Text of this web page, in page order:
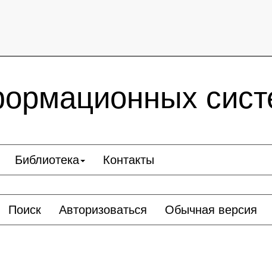
Библиотека Контакты
Поиск Авторизоваться Обычная версия